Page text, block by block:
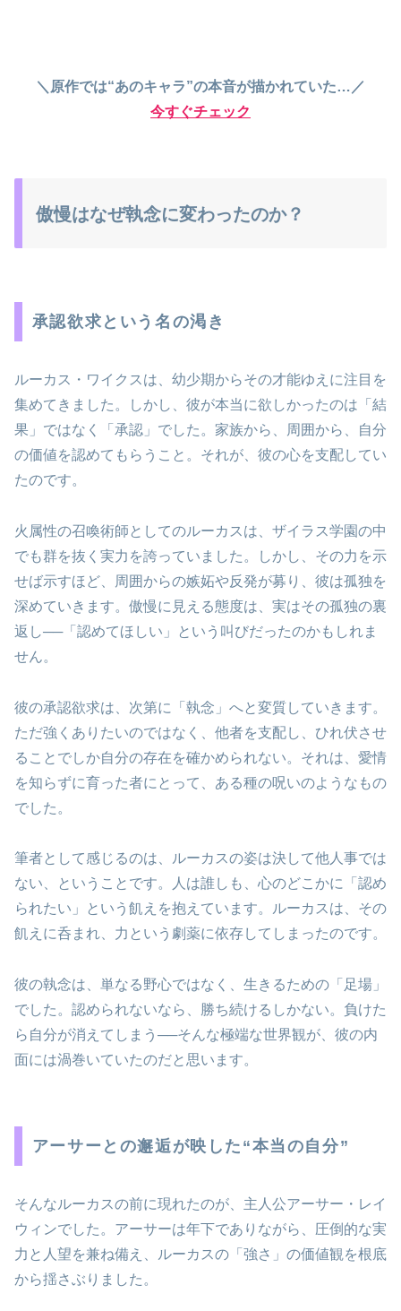
＼原作では“あのキャラ”の本音が描かれていた…／
今すぐチェック
傲慢はなぜ執念に変わったのか？
承認欲求という名の渇き
ルーカス・ワイクスは、幼少期からその才能ゆえに注目を
集めてきました。しかし、彼が本当に欲しかったのは「結
果」ではなく「承認」でした。家族から、周囲から、自分
の価値を認めてもらうこと。それが、彼の心を支配してい
たのです。
火属性の召喚術師としてのルーカスは、ザイラス学園の中
でも群を抜く実力を誇っていました。しかし、その力を示
せば示すほど、周囲からの嫉妬や反発が募り、彼は孤独を
深めていきます。傲慢に見える態度は、実はその孤独の裏
返し──「認めてほしい」という叫びだったのかもしれま
せん。
彼の承認欲求は、次第に「執念」へと変質していきます。
ただ強くありたいのではなく、他者を支配し、ひれ伏させ
ることでしか自分の存在を確かめられない。それは、愛情
を知らずに育った者にとって、ある種の呪いのようなもの
でした。
筆者として感じるのは、ルーカスの姿は決して他人事では
ない、ということです。人は誰しも、心のどこかに「認め
られたい」という飢えを抱えています。ルーカスは、その
飢えに呑まれ、力という劇薬に依存してしまったのです。
彼の執念は、単なる野心ではなく、生きるための「足場」
でした。認められないなら、勝ち続けるしかない。負けた
ら自分が消えてしまう──そんな極端な世界観が、彼の内
面には渦巻いていたのだと思います。
アーサーとの邂逅が映した“本当の自分”
そんなルーカスの前に現れたのが、主人公アーサー・レイ
ウィンでした。アーサーは年下でありながら、圧倒的な実
力と人望を兼ね備え、ルーカスの「強さ」の価値観を根底
から揺さぶりました。